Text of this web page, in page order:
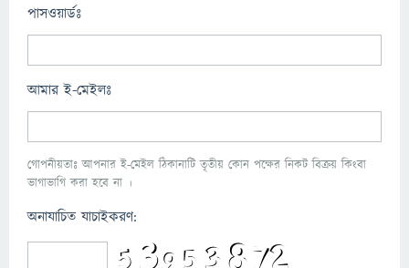
পাসওয়ার্ডঃ
আমার ই-মেইলঃ
গোপনীয়তাঃ আপনার ই-মেইল ঠিকানাটি তৃতীয় কোন পক্ষের নিকট বিক্রয় কিংবা
ভাগাভাগি করা হবে না ।
অনাযাচিত যাচাইকরণ: